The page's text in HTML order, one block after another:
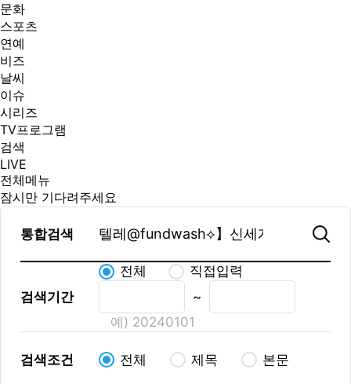
문화
스포츠
연예
비즈
날씨
이슈
시리즈
TV프로그램
검색
LIVE
전체메뉴
잠시만 기다려주세요
통합검색
검색기간
전체
직접입력
~
예) 20240101
검색조건 전체 제목 본문